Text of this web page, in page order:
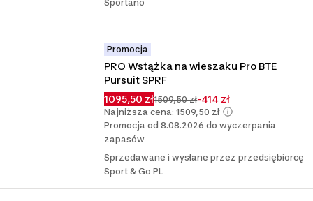
Sportano
Promocja
PRO Wstążka na wieszaku Pro BTE
Pursuit SPRF
1095,50 zł1509,50 zł-414 zł
Najniższa cena: 1509,50 zł
Promocja od 8.08.2026 do wyczerpania
zapasów
Sprzedawane i wysłane przez przedsiębiorcę
Sport & Go PL